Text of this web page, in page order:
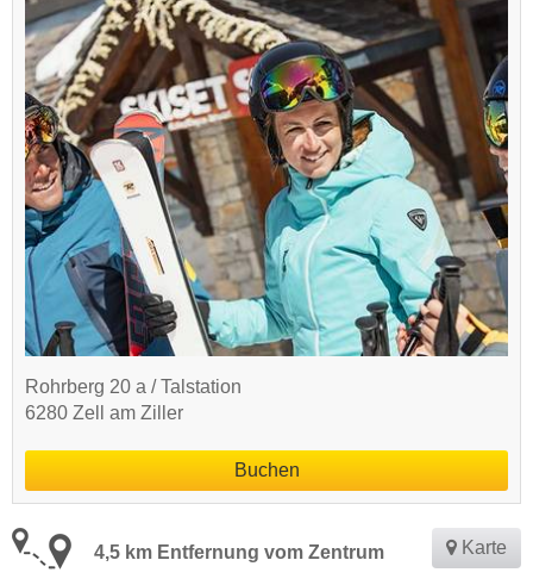
Rohrberg 20 a / Talstation
6280 Zell am Ziller
Buchen
4,5 km Entfernung vom Zentrum Karte